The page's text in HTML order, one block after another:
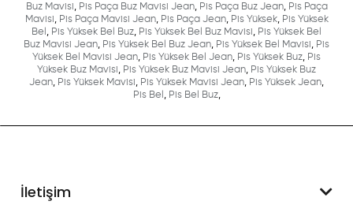
Buz Mavisi, Pis Paça Buz Mavisi Jean, Pis Paça Buz Jean, Pis Paça
Mavisi, Pis Paça Mavisi Jean, Pis Paça Jean, Pis Yüksek, Pis Yüksek
Bel , Pis Yüksek Bel Buz, Pis Yüksek Bel Buz Mavisi, Pis Yüksek Bel
Buz Mavisi Jean, Pis Yüksek Bel Buz Jean, Pis Yüksek Bel Mavisi, Pis
Yüksek Bel Mavisi Jean, Pis Yüksek Bel Jean, Pis Yüksek Buz, Pis
Yüksek Buz Mavisi, Pis Yüksek Buz Mavisi Jean, Pis Yüksek Buz
Jean, Pis Yüksek Mavisi, Pis Yüksek Mavisi Jean, Pis Yüksek Jean,
Pis Bel , Pis Bel Buz,
İletişim